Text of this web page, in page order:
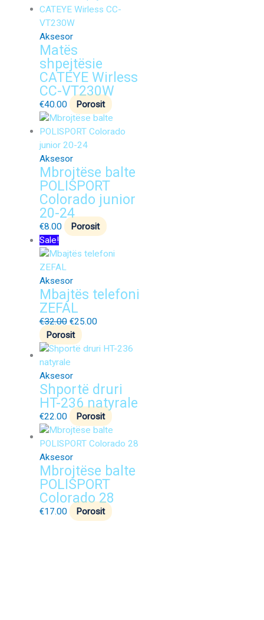
Aksesor
Matës
shpejtësie
CATEYE Wirless
CC-VT230W
€40.00 Porosit
Aksesor
Mbrojtëse balte
POLISPORT
Colorado junior
20-24
€8.00
Porosit
Sale!
Aksesor
Mbajtës telefoni
ZEFAL
€32.00 €25.00
Porosit
Aksesor
Shportë druri
HT-236 natyrale
€22.00 Porosit
Aksesor
Mbrojtëse balte
POLISPORT
Colorado 28
€17.00 Porosit